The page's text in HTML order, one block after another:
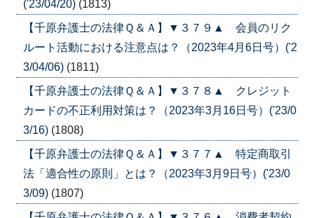
('23/04/20) (1813)
【千原弁護士の法律Ｑ＆Ａ】▼３７９▲ 会員のリク
ルート活動における注意点は？（2023年4月6日号）('2
3/04/06) (1811)
【千原弁護士の法律Ｑ＆Ａ】▼３７８▲ クレジット
カードの不正利用対策は？（2023年3月16日号）('23/0
3/16) (1808)
【千原弁護士の法律Ｑ＆Ａ】▼３７７▲ 特定商取引
法「適合性の原則」とは？（2023年3月9日号）('23/0
3/09) (1807)